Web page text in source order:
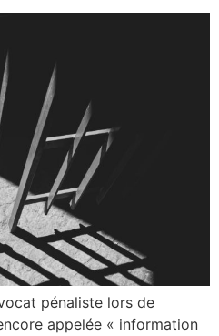
pénaliste lors de
appelée « information